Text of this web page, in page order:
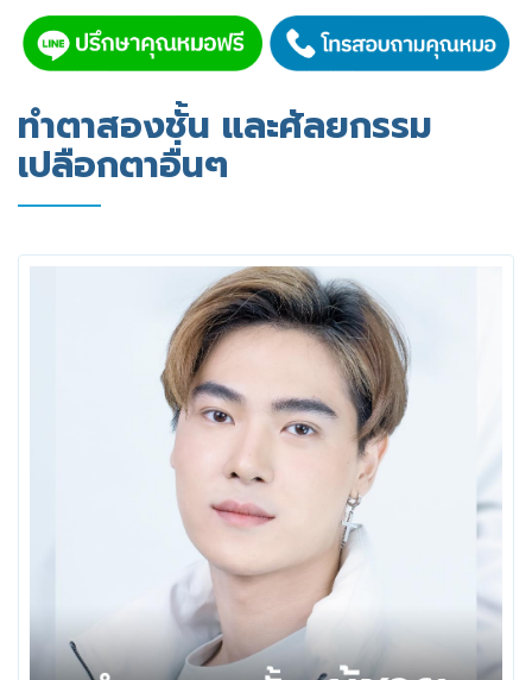
ทำตาสองชั้น และศัลยกรรม
เปลือกตาอื่นๆ